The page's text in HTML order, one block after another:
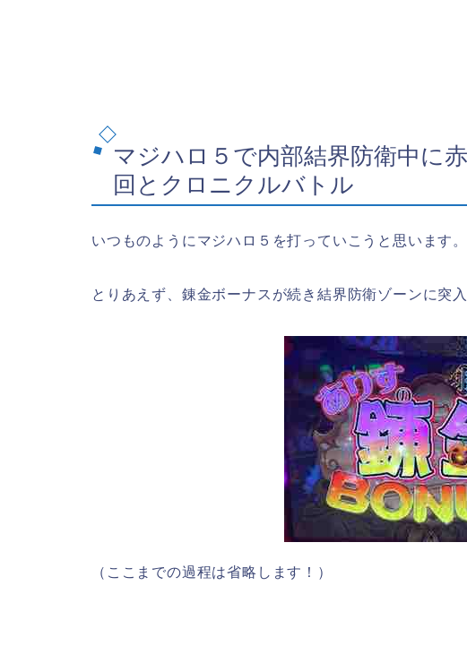
マジハロ５で内部結界防衛中に
回とクロニクルバトル
いつものようにマジハロ５を打っていこうと思います。
とりあえず、錬金ボーナスが続き結界防衛ゾーンに突
（ここまでの過程は省略します！）